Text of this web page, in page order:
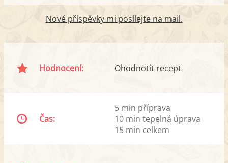
Nové příspěvky mi posílejte na mail.
Hodnocení: Ohodnotit recept
Čas:
5 min příprava
10 min tepelná úprava
15 min celkem